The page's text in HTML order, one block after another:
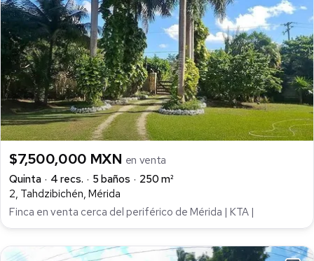
$7,500,000 MXN en venta
Quinta
4 recs. 5 baños
250 m²
2, Tahdzibichén, Mérida
Finca en venta cerca del periférico de Mérida | KTA |